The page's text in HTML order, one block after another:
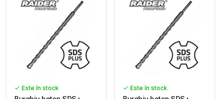
Este în stock Este în stock